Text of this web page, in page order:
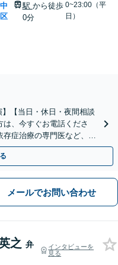
駅 から徒歩
0分
0~23:00（平
日）
】【当日・休日・夜間相談
、今すぐお電話くださ
症治療の専門医など、医
目駅直結】
メールでお問い合わせ
之 弁
インタビューを
見る